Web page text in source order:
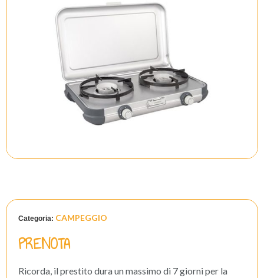
Categoria: CAMPEGGIO
PRENOTA
Ricorda, il prestito dura un massimo di 7 giorni per la